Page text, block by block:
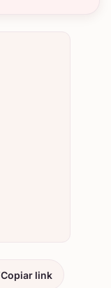
Copiar link